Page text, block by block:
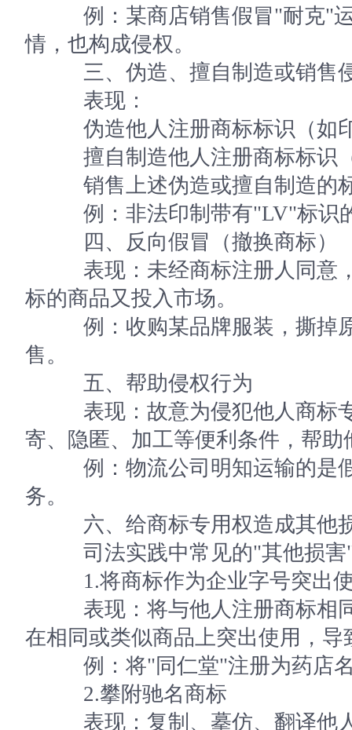
例：某商店销售假冒"耐克"运
情，也构成侵权。
三、伪造、擅自制造或销售
表现：
伪造他人注册商标标识（如
擅自制造他人注册商标标识
销售上述伪造或擅自制造的
例：非法印制带有"LV"标识
四、反向假冒（撤换商标）
表现：未经商标注册人同意
标的商品又投入市场。
例：收购某品牌服装，撕掉
售。
五、帮助侵权行为
表现：故意为侵犯他人商标
寄、隐匿、加工等便利条件，帮助
例：物流公司明知运输的是
务。
六、给商标专用权造成其他
司法实践中常见的"其他损害
1.将商标作为企业字号突出
表现：将与他人注册商标相
在相同或类似商品上突出使用，导
例：将"同仁堂"注册为药店名
2.攀附驰名商标
表现：复制、摹仿、翻译他